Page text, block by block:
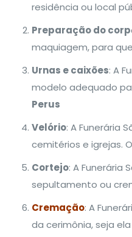
residência ou local
Preparação do corp
maquiagem, para
Urnas e caixões: A
modelo adequado
Perus
Velório: A Funerária
cemitérios e igrejas.
Cortejo: A Funerária
sepultamento ou
Cremação: A
da cerimônia, seja